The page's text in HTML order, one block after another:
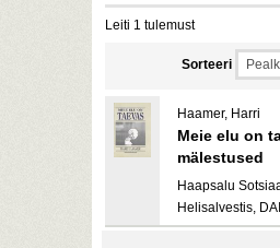
Leiti 1 tulemust
Sorteeri
Haamer, Harri
Meie elu on
mälestused
Haapsalu
Helisalvestis,